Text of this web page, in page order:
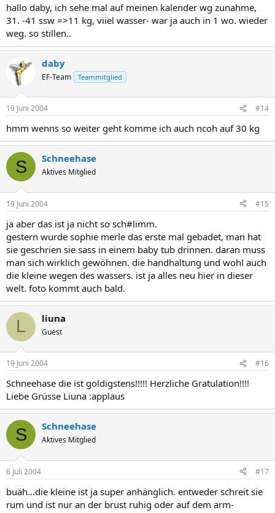
hallo daby, ich sehe mal auf meinen kalender wg zunahme,
31. -41 ssw =>11 kg, viiel wasser- war ja auch in 1 wo. wieder
weg. so stillen..
daby
EF-Team Teammitglied
19 Juni 2004 #14
hmm wenns so weiter geht komme ich auch ncoh auf 30 kg
S Schneehase
Aktives Mitglied
19 Juni 2004 #15
ja aber das ist ja nicht so sch#limm.
gestern wurde sophie merle das erste mal gebadet, man hat
sie geschrien sie sass in einem baby tub drinnen. daran muss
man sich wirklich gewöhnen. die handhaltung und wohl auch
die kleine wegen des wassers. ist ja alles neu hier in dieser
welt. foto kommt auch bald.
L liuna
Guest
19 Juni 2004 #16
Schneehase die ist goldigstens!!!!! Herzliche Gratulation!!!!
Liebe Grüsse Liuna :applaus
S Schneehase
Aktives Mitglied
6 Juli 2004 #17
buäh...die kleine ist ja super anhänglich. entweder schreit sie
rum und ist nur an der brust ruhig oder auf dem arm-